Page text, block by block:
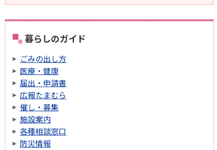
暮らしのガイド
ごみの出し方
医療・健康
届出・申請書
広報たまむら
催し・募集
施設案内
各種相談窓口
防災情報